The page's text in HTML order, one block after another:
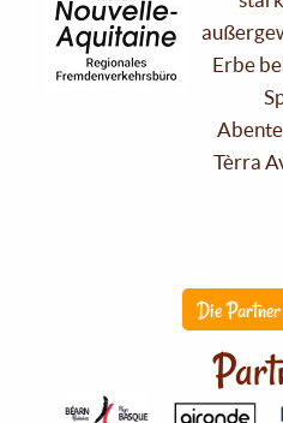
Erbe
Tèrra
Die Partner